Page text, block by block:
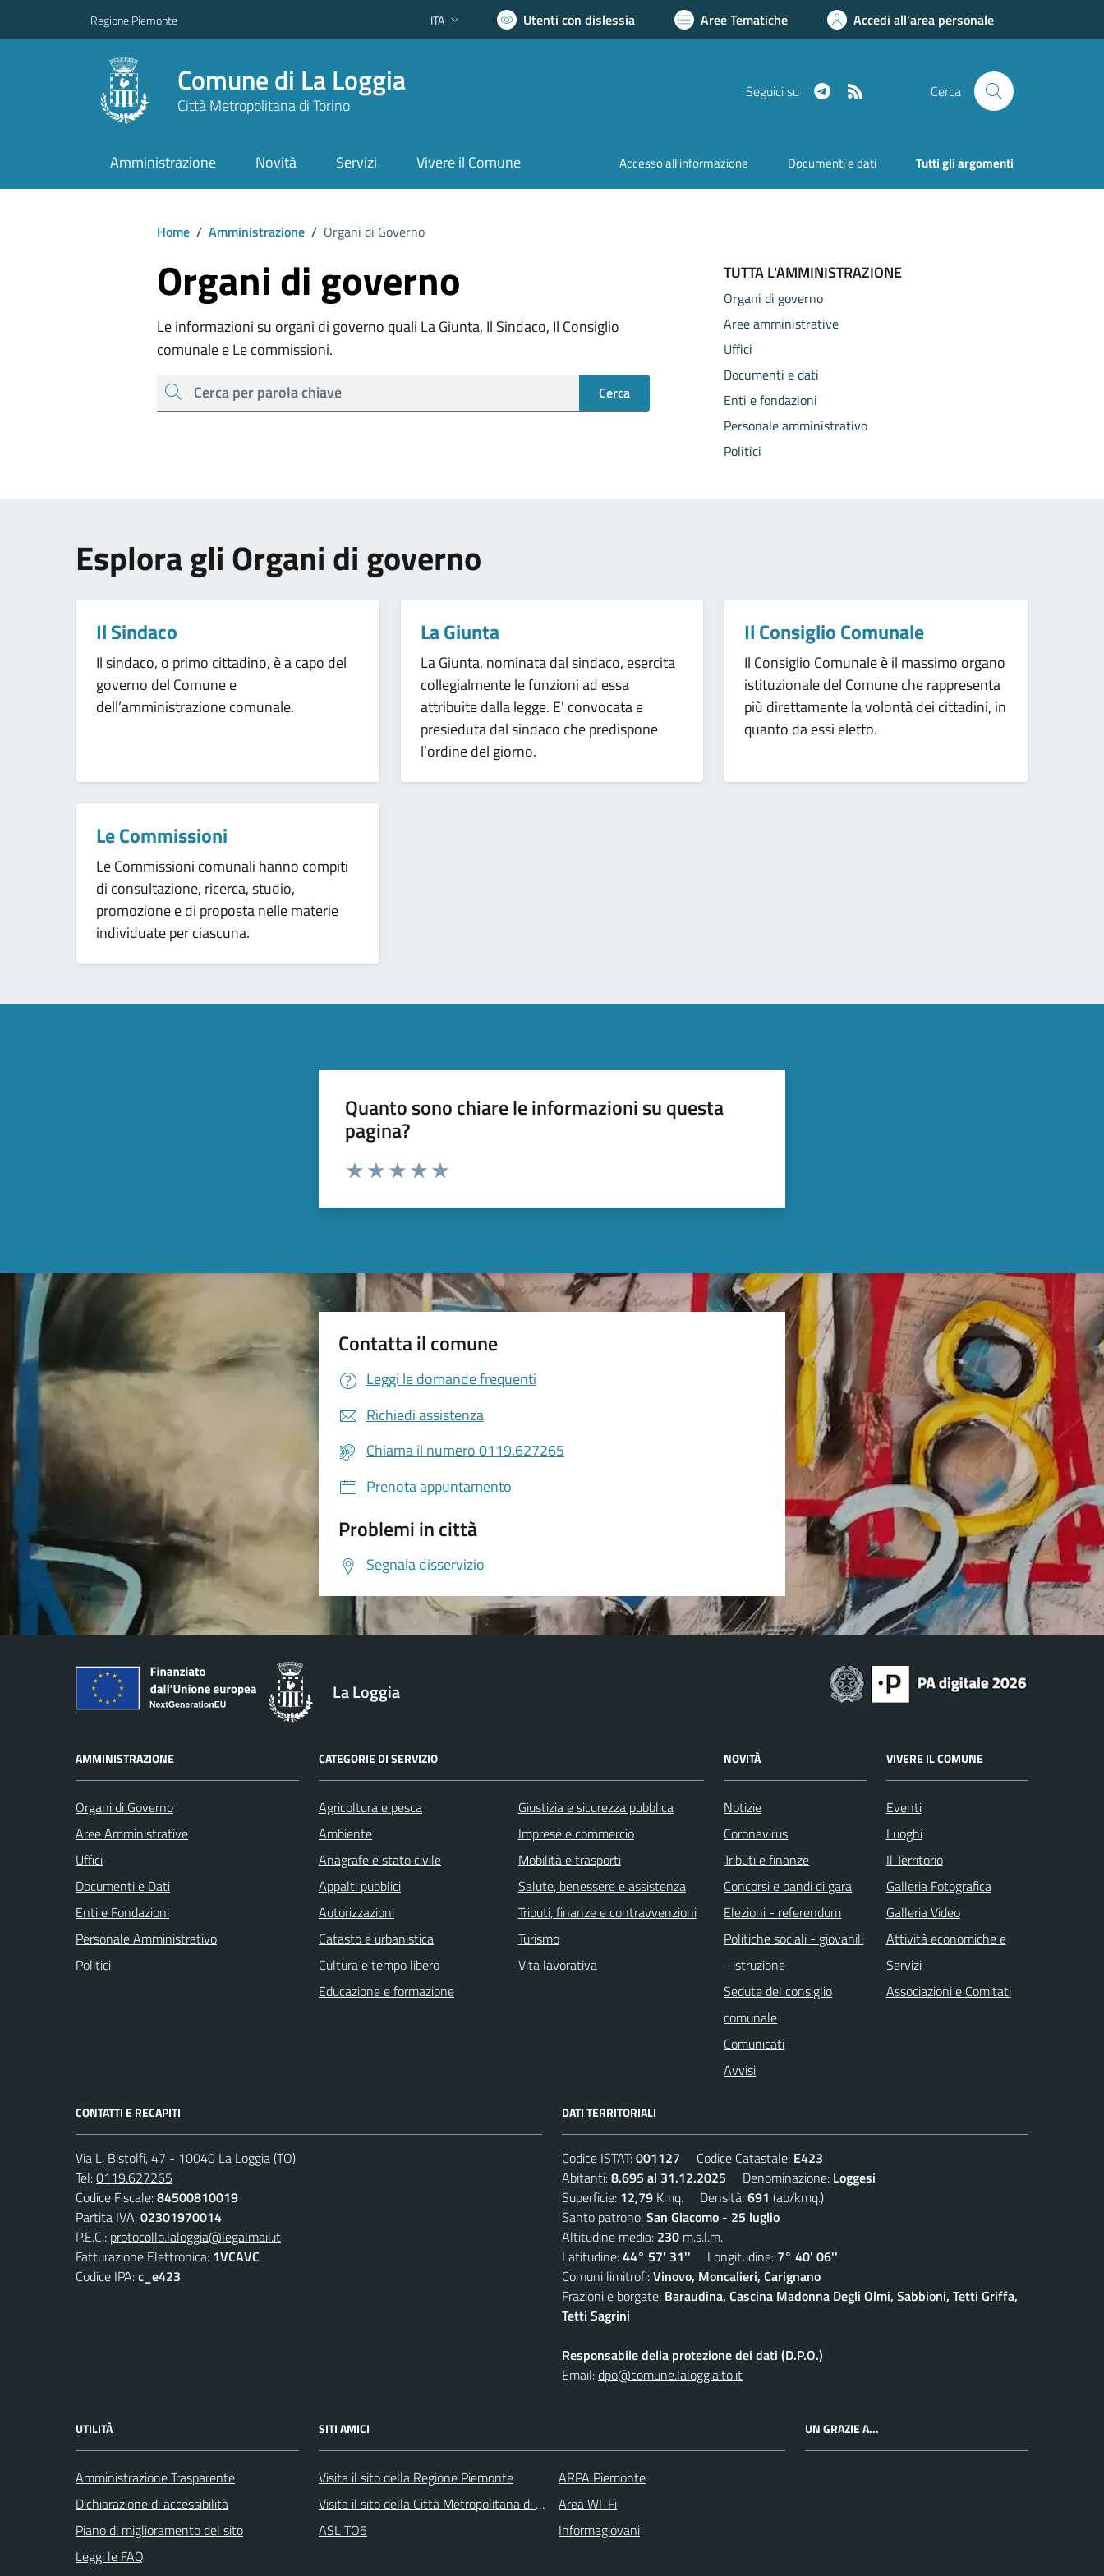
Regione Piemonte Lingua attiva:
ITA Utenti con dislessia Aree Tematiche Accedi all'area personale
Comune di La Loggia
Città Metropolitana di Torino
Seguici su Telegram Cerca
Amministrazione Novità Servizi Vivere il Comune Accesso all'informazione Documenti e dati Tutti gli argomenti
Home / Amministrazione / Organi di Governo
Organi di governo
Le informazioni su organi di governo quali La Giunta, Il Sindaco, Il Consiglio
comunale e Le commissioni.
cerca Cerca
TUTTA L'AMMINISTRAZIONE
Organi di governo
Aree amministrative
Uffici
Documenti e dati
Enti e fondazioni
Personale amministrativo
Politici
Esplora gli Organi di governo
Il Sindaco
Il sindaco, o primo cittadino, è a capo del
governo del Comune e
dell’amministrazione comunale.
La Giunta
La Giunta, nominata dal sindaco, esercita
collegialmente le funzioni ad essa
attribuite dalla legge. E' convocata e
presieduta dal sindaco che predispone
l’ordine del giorno.
Il Consiglio Comunale
Il Consiglio Comunale è il massimo organo
istituzionale del Comune che rappresenta
più direttamente la volontà dei cittadini, in
quanto da essi eletto.
Le Commissioni
Le Commissioni comunali hanno compiti
di consultazione, ricerca, studio,
promozione e di proposta nelle materie
individuate per ciascuna.
Quanto sono chiare le informazioni su questa
pagina?
Valuta da 1 a 5 stelle la pagina
Contatta il comune
Leggi le domande frequenti
Richiedi assistenza
Chiama il numero 0119.627265
Prenota appuntamento
Problemi in città
Segnala disservizio
La Loggia
AMMINISTRAZIONE
Organi di Governo
Aree Amministrative
Uffici
Documenti e Dati
Enti e Fondazioni
Personale Amministrativo
Politici
CATEGORIE DI SERVIZIO
Agricoltura e pesca
Ambiente
Anagrafe e stato civile
Appalti pubblici
Autorizzazioni
Catasto e urbanistica
Cultura e tempo libero
Educazione e formazione
Giustizia e sicurezza pubblica
Imprese e commercio
Mobilità e trasporti
Salute, benessere e assistenza
Tributi, finanze e contravvenzioni
Turismo
Vita lavorativa
NOVITÀ
Notizie
Coronavirus
Tributi e finanze
Concorsi e bandi di gara
Elezioni - referendum
Politiche sociali - giovanili
- istruzione
Sedute del consiglio
comunale
Comunicati
Avvisi
VIVERE IL COMUNE
Eventi
Luoghi
Il Territorio
Galleria Fotografica
Galleria Video
Attività economiche e
Servizi
Associazioni e Comitati
CONTATTI E RECAPITI
Via L. Bistolfi, 47 - 10040 La Loggia (TO)
Tel:0119.627265
Codice Fiscale:84500810019
Partita IVA:02301970014
P.E.C.: protocollo.laloggia@legalmail.it
Fatturazione Elettronica: 1VCAVC
Codice IPA:c_e423
DATI TERRITORIALI
Codice ISTAT:001127 Codice Catastale: E423
Abitanti:8.695 al 31.12.2025 Denominazione: Loggesi
Superficie: 12,79 Kmq. Densità:691 (ab/kmq.)
Santo patrono:San Giacomo - 25 luglio
Altitudine media: 230 m.s.l.m.
Latitudine:44° 57' 31'' Longitudine: 7° 40' 06''
Comuni limitrofi:Vinovo, Moncalieri, Carignano
Frazioni e borgate: Baraudina, Cascina Madonna Degli Olmi, Sabbioni, Tetti Griffa,
Tetti Sagrini
Responsabile della protezione dei dati (D.P.O.)
Email:dpo@comune.laloggia.to.it
UTILITÀ
Amministrazione Trasparente
Dichiarazione di accessibilità
Piano di miglioramento del sito
Leggi le FAQ
SITI AMICI
Visita il sito della Regione Piemonte
Visita il sito della Città Metropolitana di Torino
ASL TO5
ARPA Piemonte
Area WI-Fi
Informagiovani
UN GRAZIE A...